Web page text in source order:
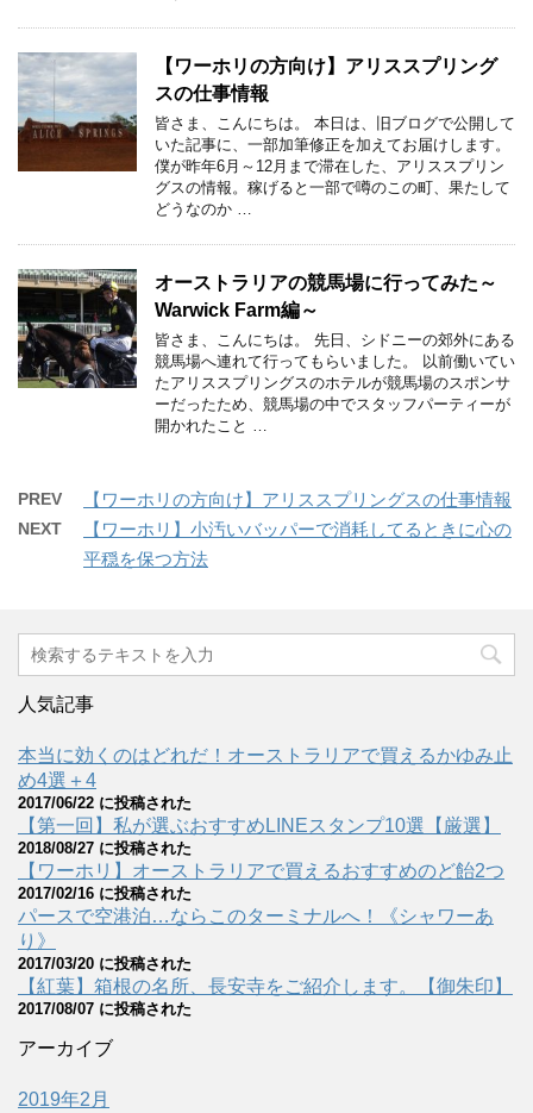
【ワーホリの方向け】アリススプリング
スの仕事情報
皆さま、こんにちは。 本日は、旧ブログで公開して
いた記事に、一部加筆修正を加えてお届けします。
僕が昨年6月～12月まで滞在した、アリススプリン
グスの情報。稼げると一部で噂のこの町、果たして
どうなのか …
オーストラリアの競馬場に行ってみた～
Warwick Farm編～
皆さま、こんにちは。 先日、シドニーの郊外にある
競馬場へ連れて行ってもらいました。 以前働いてい
たアリススプリングスのホテルが競馬場のスポンサ
ーだったため、競馬場の中でスタッフパーティーが
開かれたこと …
PREV 【ワーホリの方向け】アリススプリングスの仕事情報
NEXT
【ワーホリ】小汚いバッパーで消耗してるときに心の
平穏を保つ方法
人気記事
本当に効くのはどれだ！オーストラリアで買えるかゆみ止
め4選＋4
2017/06/22 に投稿された
【第一回】私が選ぶおすすめLINEスタンプ10選【厳選】
2018/08/27 に投稿された
【ワーホリ】オーストラリアで買えるおすすめのど飴2つ
2017/02/16 に投稿された
パースで空港泊…ならこのターミナルへ！《シャワーあ
り》
2017/03/20 に投稿された
【紅葉】箱根の名所、長安寺をご紹介します。【御朱印】
2017/08/07 に投稿された
アーカイブ
2019年2月